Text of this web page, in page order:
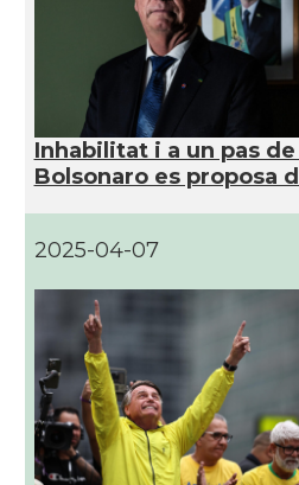
Inhabilitat i a un pas
Bolsonaro es proposa
2025-04-07